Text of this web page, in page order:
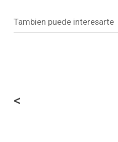
Tambien puede interesarte
<